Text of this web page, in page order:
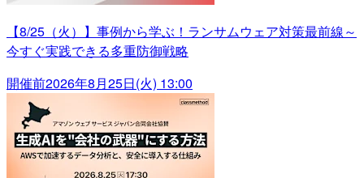
【8/25（火）】事例から学ぶ！ランサムウェア対策最前線～
今すぐ実践できる多重防御戦略
開催前2026年8月25日(火) 13:00